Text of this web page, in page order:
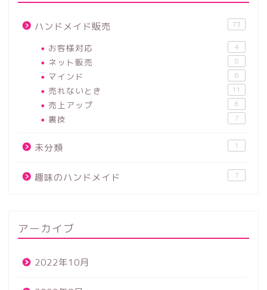
ハンドメイド販売 73
お客様対応 4
ネット販売 8
マインド 6
売れないとき 11
売上アップ 6
裏技 7
未分類 1
趣味のハンドメイド 7
アーカイブ
2022年10月